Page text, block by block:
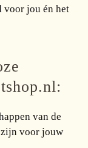
voor jou én het
van de
zijn voor jouw